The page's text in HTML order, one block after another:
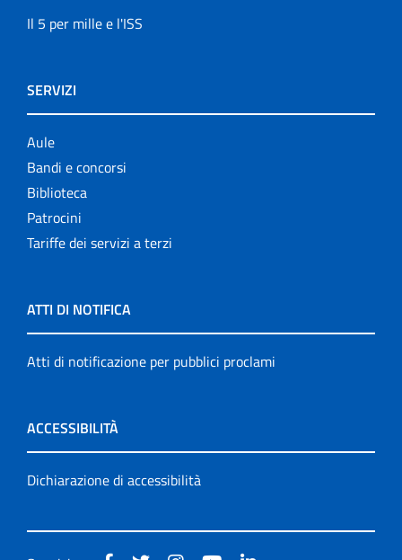
Il 5 per mille e l'ISS
SERVIZI
Aule
Bandi e concorsi
Biblioteca
Patrocini
Tariffe dei servizi a terzi
ATTI DI NOTIFICA
Atti di notificazione per pubblici proclami
ACCESSIBILITÀ
Dichiarazione di accessibilità